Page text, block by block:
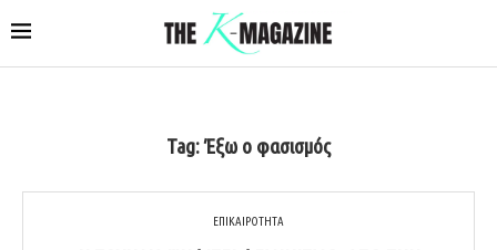
Tag:Έξω ο φασισμός
ΕΠΙΚΑΙΡΟΤΗΤΑ